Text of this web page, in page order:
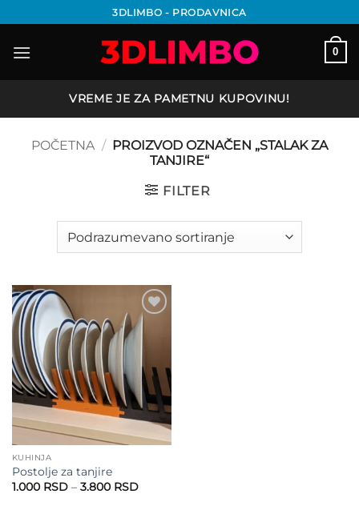
na
sadržaj
3DLIMBO - PRODAVNICA
0
VREME JE ZA PAMETNU KUPOVINU!
POČETNA / PROIZVOD OZNAČEN „STALAK ZA
TANJIRE“
FILTER
Add to
wishlist
KUHINJA
Postolje za tanjire
1.000 RSD – 3.800 RSDRaspon